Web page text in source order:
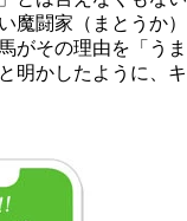
魔闘家（まとうか）
がその理由を「うま
明かしたように、キ